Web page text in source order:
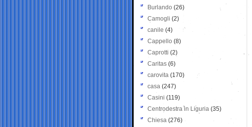
Burlando (26)
Camogli (2)
canile (4)
Cappello (8)
Caprotti (2)
Caritas (6)
carovita (170)
casa (247)
Casini (119)
Centrodestra in Liguria (35)
Chiesa (276)